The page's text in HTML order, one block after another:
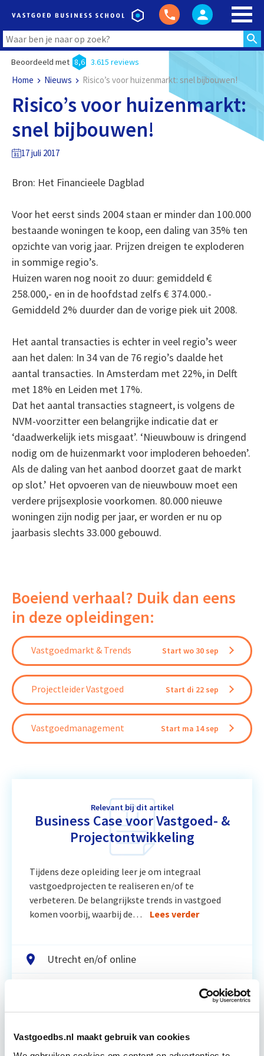
Vastgoedbs.nl maakt gebruik van cookies
Beoordeeld met 8,6 3.615 reviews
Home Nieuws Risico’s voor huizenmarkt: snel bijbouwen!
Risico’s voor huizenmarkt:
snel bijbouwen!
17 juli 2017
Bron: Het Financieele Dagblad
Voor het eerst sinds 2004 staan er minder dan 100.000
bestaande woningen te koop, een daling van 35% ten
opzichte van vorig jaar. Prijzen dreigen te exploderen
in sommige regio’s.
Huizen waren nog nooit zo duur: gemiddeld €
258.000,- en in de hoofdstad zelfs € 374.000.-
Gemiddeld 2% duurder dan de vorige piek uit 2008.
Het aantal transacties is echter in veel regio’s weer
aan het dalen: In 34 van de 76 regio’s daalde het
aantal transacties. In Amsterdam met 22%, in Delft
met 18% en Leiden met 17%.
Dat het aantal transacties stagneert, is volgens de
NVM-voorzitter een belangrijke indicatie dat er
‘daadwerkelijk iets misgaat’. ‘Nieuwbouw is dringend
nodig om de huizenmarkt voor imploderen behoeden’.
Als de daling van het aanbod doorzet gaat de markt
op slot.’ Het opvoeren van de nieuwbouw moet een
verdere prijsexplosie voorkomen. 80.000 nieuwe
woningen zijn nodig per jaar, er worden er nu op
jaarbasis slechts 33.000 gebouwd.
Boeiend verhaal? Duik dan eens
in deze opleidingen:
Vastgoedmarkt & Trends Start wo 30 sep
Projectleider Vastgoed Start di 22 sep
Vastgoedmanagement Start ma 14 sep
Relevant bij dit artikel
Business Case voor Vastgoed- &
Projectontwikkeling
Tijdens deze opleiding leer je om integraal
vastgoedprojecten te realiseren en/of te
verbeteren. De belangrijkste trends in vastgoed
komen voorbij, waarbij de…
Lees verder
Utrecht en/of online
4 - 8 uur per week
Eerstvolgende startdatum